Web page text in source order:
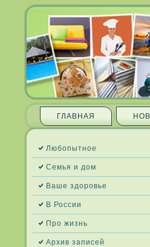
ГЛАВНАЯ
Любопытное
Семья и дом
Ваше здоровье
В России
Про жизнь
Архив запи­сей